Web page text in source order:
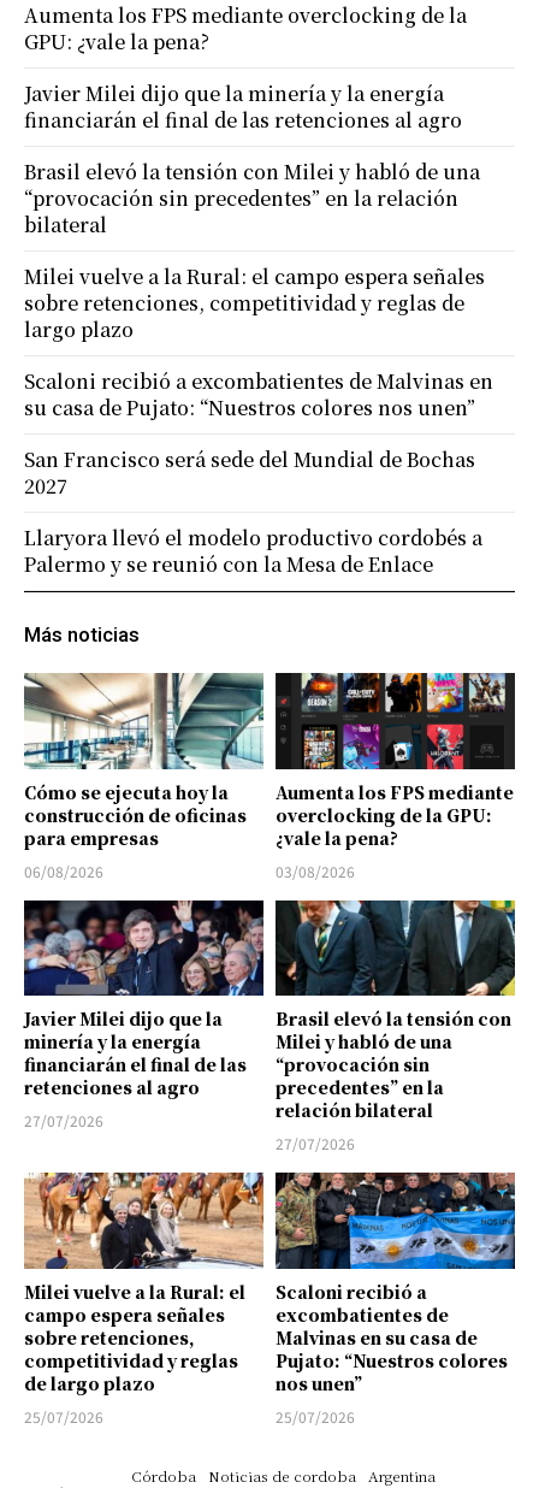
Más noticias
Cómo se ejecuta hoy la
construcción de oficinas
para empresas
06/08/2026
Aumenta los FPS mediante
overclocking de la GPU:
¿vale la pena?
03/08/2026
Javier Milei dijo que la
minería y la energía
financiarán el final de las
retenciones al agro
27/07/2026
Brasil elevó la tensión con
Milei y habló de una
“provocación sin
precedentes” en la
relación bilateral
27/07/2026
Milei vuelve a la Rural: el
campo espera señales
sobre retenciones,
competitividad y reglas
de largo plazo
25/07/2026
Scaloni recibió a
excombatientes de
Malvinas en su casa de
Pujato: “Nuestros colores
nos unen”
25/07/2026
Córdoba Noticias de cordoba Argentina
Aumenta los FPS mediante overclocking de la
GPU: ¿vale la pena?
Javier Milei dijo que la minería y la energía
financiarán el final de las retenciones al agro
Brasil elevó la tensión con Milei y habló de una
“provocación sin precedentes” en la relación
bilateral
Milei vuelve a la Rural: el campo espera señales
sobre retenciones, competitividad y reglas de
largo plazo
Scaloni recibió a excombatientes de Malvinas en
su casa de Pujato: “Nuestros colores nos unen”
San Francisco será sede del Mundial de Bochas
2027
Llaryora llevó el modelo productivo cordobés a
Palermo y se reunió con la Mesa de Enlace